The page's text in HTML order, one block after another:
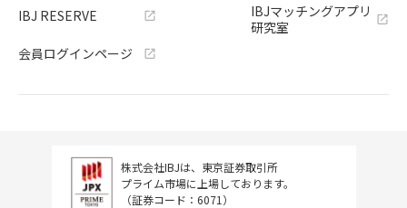
IBJ RESERVE
会員ログインページ
IBJマッチングアプリ
研究室
株式会社IBJは、東京証券取引所
プライム市場に上場しております。
（証券コード：6071）